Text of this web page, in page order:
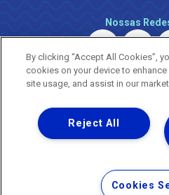
Nossas
Uma empresa
Copyright ® 2026
Nossa natureza
Termos Gerais de Uso
By clicking “Accept All Cookies”,
cookies on your device to
site usage, and assist in our
Reject All
Cookies